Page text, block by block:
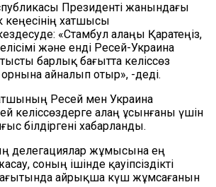
Президенті жанындағы
кеңесінің хатшысы
«Стамбул алаңы Қаратеңіз,
және енді Ресей-Украина
барлық бағытта келіссөз
орнына айналып отыр», -деді.
Ресей мен Украина
келіссөздерге алаң ұсынғаны үшін
білдіргені хабарланды.
делегациялар жұмысына ең
соның ішінде қауіпсіздікті
айрықша күш жұмсағанын